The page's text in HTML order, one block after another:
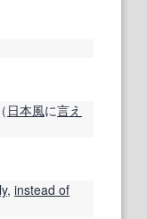
日本風に言え
, instead of